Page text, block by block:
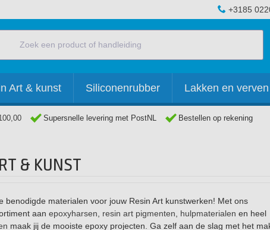
+3185
Art & kunst Siliconenrubber Lakken en verven
Supersnelle levering met PostNL Bestellen op rekening
& KUNST
benodigde materialen voor jouw Resin Art kunstwerken! Met ons
aan epoxyharsen resin art pigmenten hulpmaterialen en heel
maak jij de mooiste epoxy projecten. Ga zelf aan de slag met het